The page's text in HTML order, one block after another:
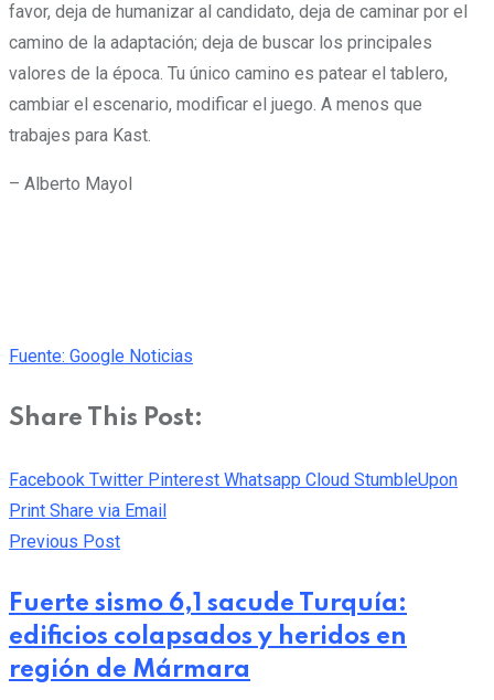
favor, deja de humanizar al candidato, deja de caminar por el
camino de la adaptación; deja de buscar los principales
valores de la época. Tu único camino es patear el tablero,
cambiar el escenario, modificar el juego. A menos que
trabajes para Kast.
– Alberto Mayol
Fuente: Google Noticias
Share This Post:
Facebook Twitter Pinterest Whatsapp Cloud StumbleUpon
Print Share via Email
Previous Post
Fuerte sismo 6,1 sacude Turquía:
edificios colapsados y heridos en
región de Mármara